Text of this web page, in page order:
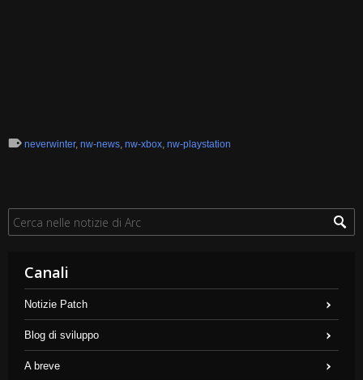
neverwinter, nw-news, nw-xbox, nw-playstation
Canali
Notizie Patch
Blog di sviluppo
A breve